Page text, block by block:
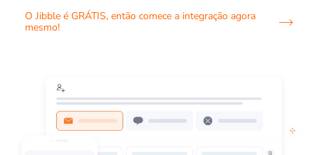
O Jibble é GRÁTIS, então comece a integração agora
mesmo!